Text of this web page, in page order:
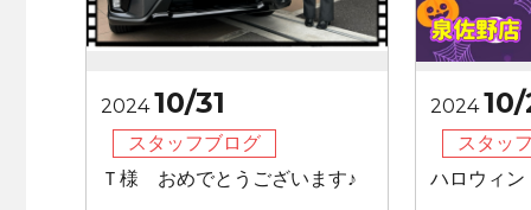
202410/31
スタッフブログ
Ｔ様 おめでとうございます♪
2024
スタッ
ハロウィ